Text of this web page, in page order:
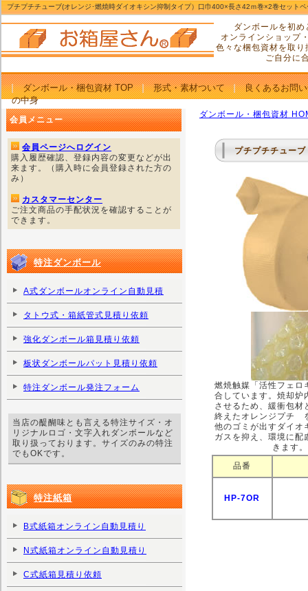
プチプチチューブ(オレンジ･燃焼時ダイオキシン抑制タイプ）口巾400×長さ42ｍ巻×2巻セット
ダンボールを初
オンラインショップ
色々な梱包資材を取
ご自分に
ダンボール・梱包資材 TOP 形式・素材ついて
良くあるお問
の中身
ダンボール・梱包資材
プチプチチュー
燃焼触媒「活性フェロ
合しています。焼却炉
させるため、緩衝包材
終えたオレンジプチ
他のゴミが出すダイオ
ガスを抑え、環境に配
きます。
品番
HP-7OR
会員メニュー
会員ページへログイン
購入履歴確認、登録内容の変更などが出
来ます。（購入時に会員登録された方の
み）
カスタマーセンター
ご注文商品の手配状況を確認することが
できます。
特注ダンボール
A式ダンボールオンライン自動見積
タトウ式・箱紙管式見積り依頼
強化ダンボール箱見積り依頼
板状ダンボールパット見積り依頼
特注ダンボール発注フォーム
当店の醍醐味とも言える特注サイズ・オ
リジナルロゴ・文字入れダンボールなど
取り扱っております。サイズのみの特注
でもOKです。
特注紙箱
B式紙箱オンライン自動見積り
N式紙箱オンライン自動見積り
C式紙箱見積り依頼